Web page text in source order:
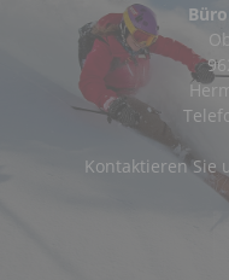
Kontaktieren Sie